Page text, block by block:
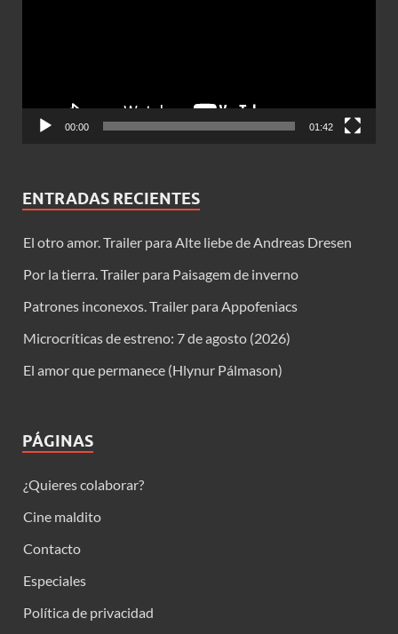
00:00 01:42
ENTRADAS RECIENTES
El otro amor. Trailer para Alte liebe de Andreas Dresen
Por la tierra. Trailer para Paisagem de inverno
Patrones inconexos. Trailer para Appofeniacs
Microcríticas de estreno: 7 de agosto (2026)
El amor que permanece (Hlynur Pálmason)
PÁGINAS
¿Quieres colaborar?
Cine maldito
Contacto
Especiales
Política de privacidad